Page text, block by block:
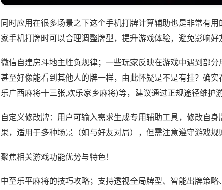
同时应用在很多场景之下这个手机打牌计算辅助也是非常有
家手机打牌时可以合理调整牌型，提升游戏体验，避免影响好
微信自建房斗地主胜负规律；一些玩家反映在游戏中遇到部分
甚至好像能看到其他人的牌一样，由此怀疑是不是有挂？确
乐广西麻将十三张,欢乐家乡麻将)等，建议通过正规途径维护游
自定义修改牌：用户可输入需求生成专用辅助工具，修改自
果，适用于多种场景（如与好友对局），但需注意遵守游戏规
聚焦相关游戏功能优势与特色！
中至乐平麻将的技巧攻略；支持透视全局牌型、智能出牌策